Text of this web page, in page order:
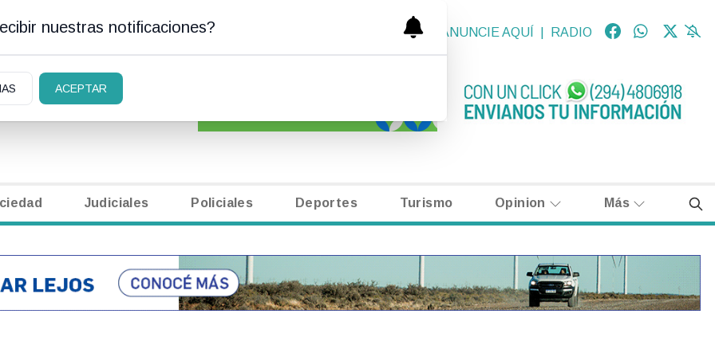
DE BARILOCHE CLASIFICADOS NECROLÓGICAS ANUNCIE AQUÍ RADIO
Judiciales Policiales Deportes Turismo Opinion Más
nuestras notificaciones?
ACEPTAR